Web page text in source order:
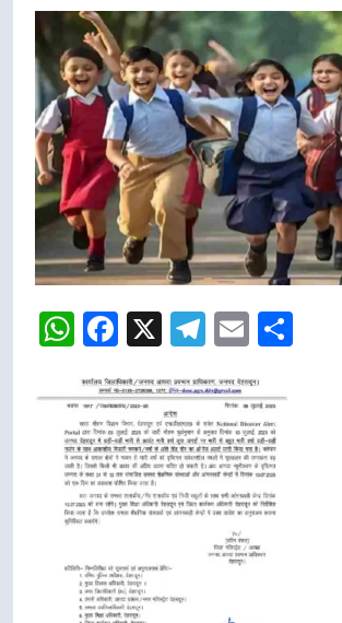
WhatsApp
Facebook
X Telegram
Email